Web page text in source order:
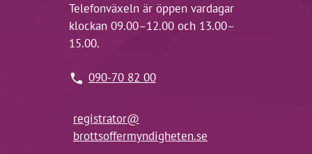
Telefonväxeln är öppen vardagar
klockan 09.00–12.00 och 13.00–
15.00.
090-70 82 00
registrator@
brottsoffermyndigheten.se